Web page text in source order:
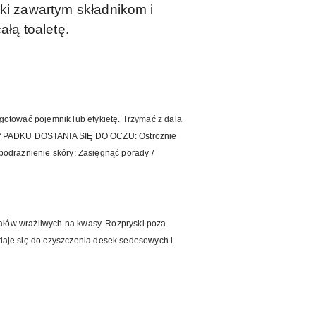
zawartym składnikom i
toaletę.
pojemnik lub etykietę. Trzymać z dala
DOSTANIA SIĘ DO OCZU: Ostrożnie
skóry: Zasięgnąć porady /
wrażliwych na kwasy. Rozpryski poza
się do czyszczenia desek sedesowych i